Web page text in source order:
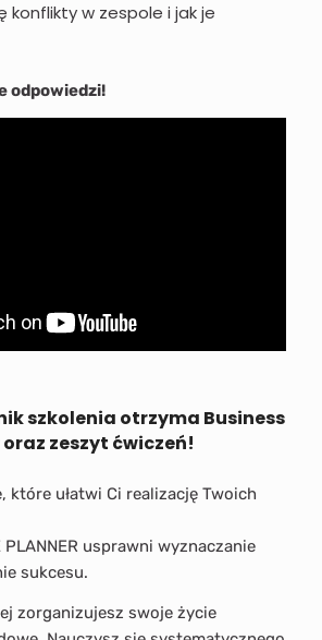
konflikty w zespole i jak je
odpowiedzi!
szkolenia otrzyma Business
zeszyt ćwiczeń!
które ułatwi Ci realizację Twoich
PLANNER usprawni wyznaczanie
sukcesu.
zorganizujesz swoje życie